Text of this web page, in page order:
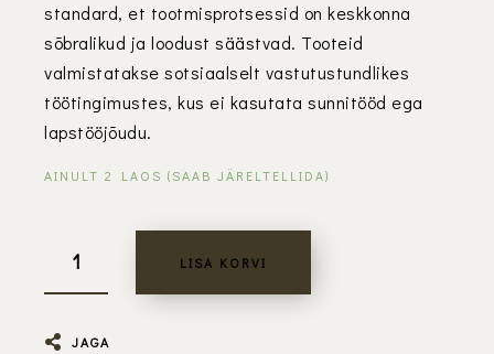
standard, et tootmisprotsessid on keskkonna
sõbralikud ja loodust säästvad. Tooteid
valmistatakse sotsiaalselt vastutustundlikes
töötingimustes, kus ei kasutata sunnitööd ega
lapstööjõudu.
AINULT 2 LAOS (SAAB JÄRELTELLIDA)
LISA KORVI
JAGA